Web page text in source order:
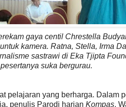
gaya centil Chrestella
kamera. Ratna, Stella, Irma
sastrawi di Eka Tjipta
pesertanya suka bergurau.
pelajaran yang berharga. Dalam
penulis Parodi harian Kompas.